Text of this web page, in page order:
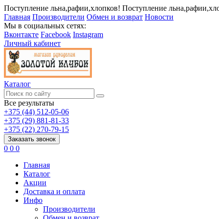
Поступление льна,рафии,хлопков! Поступление
Главная Производители Обмен и возврат Новости
Мы в социальных сетях:
Вконтакте Facebook Instagram
Личный кабинет
Каталог
Все результаты
+375 (44) 512-05-06
+375 (29) 881-81-33
+375 (22) 270-79-15
Заказать звонок
0 0 0
Главная
Каталог
Акции
Доставка и оплата
Инфо
Производители